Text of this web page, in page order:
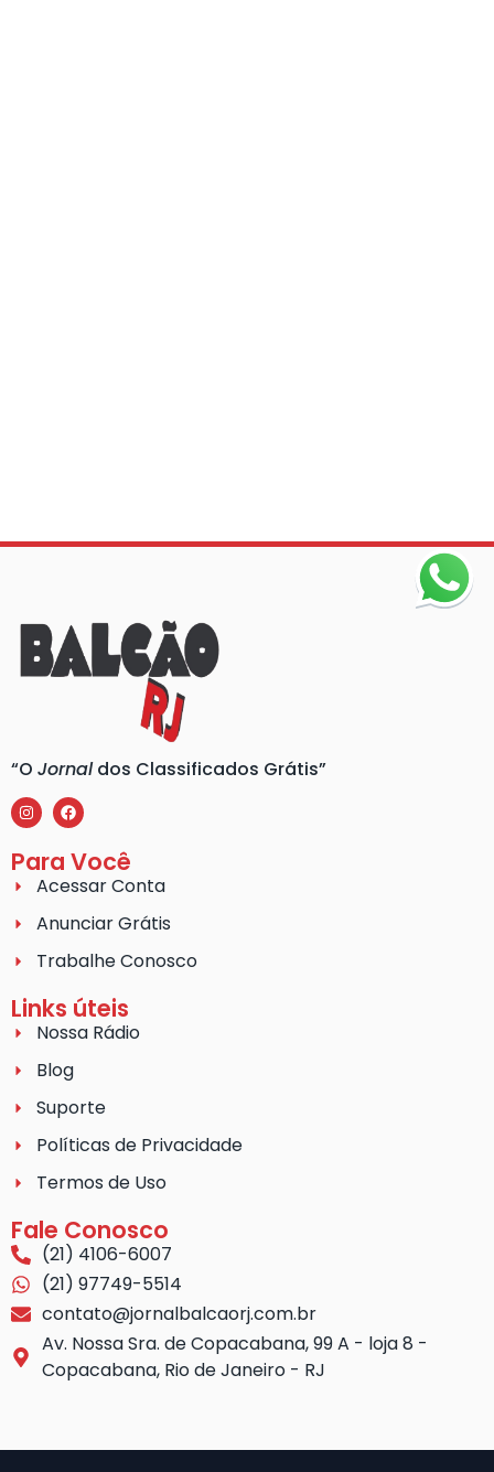
“O Jornaldos Classificados Grátis”
Para Você
Acessar Conta
Anunciar Grátis
Trabalhe Conosco
Links úteis
Nossa Rádio
Blog
Suporte
Políticas de Privacidade
Termos de Uso
Fale Conosco
(21) 4106-6007
(21) 97749-5514
contato@jornalbalcaorj.com.br
Av. Nossa Sra. de Copacabana, 99 A - loja 8 -
Copacabana, Rio de Janeiro - RJ